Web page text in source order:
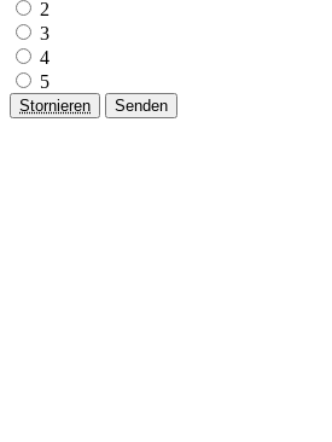
2
3
4
5
Stornieren Senden